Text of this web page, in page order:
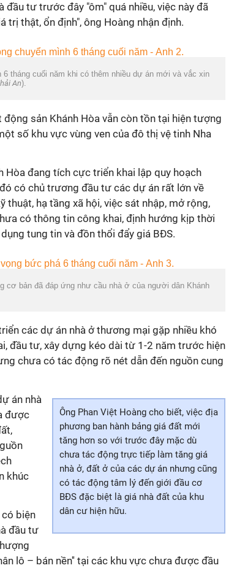
đầu tư trước đây "ôm" quá nhiều, việc này đã
thật, ổn định", ông Hoàng nhận định.
tháng cuối năm khi có thêm nhiều dự án mới và vắc xin
An).
sản Khánh Hòa vẫn còn tồn tại hiện tượng
số khu vực vùng ven của đô thị vệ tinh Nha
Hòa đang tích cực triển khai lập quy hoạch
có chủ trương đầu tư các dự án rất lớn về
thuật, hạ tầng xã hội, việc sát nhập, mở rộng,
có thông tin công khai, định hướng kịp thời
tung tin và đồn thổi đẩy giá BĐS.
cơ bản đã đáp ứng như cầu nhà ở của người dân Khánh
các dự án nhà ở thương mại gặp nhiều khó
đầu tư, xây dựng kéo dài từ 1-2 năm trước hiện
chưa có tác động rõ nét dẫn đến nguồn cung
Ông Phan Việt Hoàng cho biết, việc địa
phương ban hành bảng giá đất mới
tăng hơn so với trước đây mặc dù
chưa tác động trực tiếp làm tăng giá
nhà ở, đất ở của các dự án nhưng cũng
có tác động tâm lý đến giới đầu cơ
BĐS đặc biệt là giá nhà đất của khu
dân cư hiện hữu.
án nhà
được
khúc
có biện
đầu tư
lô – bán nền'' tại các khu vực chưa được đầu